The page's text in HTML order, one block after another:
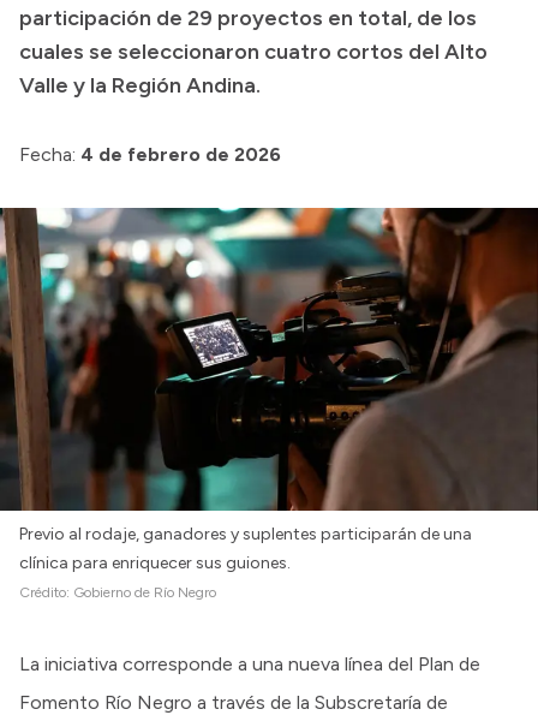
Compras y licitaciones
Consulta de expedientes
Consulta de pago a proveedores
Login
participación de 29 proyectos en total, de los
cuales se seleccionaron cuatro cortos del Alto
Valle y la Región Andina.
Fecha: 4 de febrero de 2026
Previo al rodaje, ganadores y suplentes participarán de una
clínica para enriquecer sus guiones.
Crédito: Gobierno de Río Negro
La iniciativa corresponde a una nueva línea del Plan de
Fomento Río Negro a través de la Subscretaría de